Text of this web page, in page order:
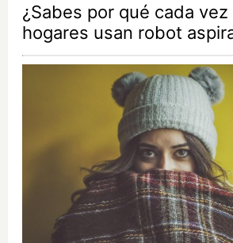
¿Sabes por qué cada vez
hogares usan robot